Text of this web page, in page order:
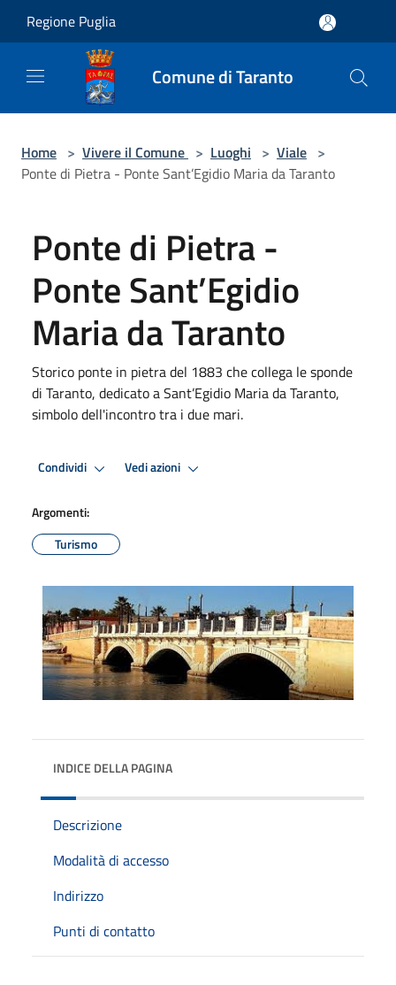
Regione Puglia
Comune di Taranto
Home > Vivere il Comune > Luoghi > Viale >
Ponte di Pietra - Ponte Sant’Egidio Maria da Taranto
Ponte di Pietra -
Ponte Sant’Egidio
Maria da Taranto
Storico ponte in pietra del 1883 che collega le sponde
di Taranto, dedicato a Sant’Egidio Maria da Taranto,
simbolo dell'incontro tra i due mari.
Condividi Vedi azioni
Argomenti:
Turismo
INDICE DELLA PAGINA
Descrizione
Modalità di accesso
Indirizzo
Punti di contatto